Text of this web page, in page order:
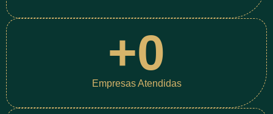
Empresas Atendidas
+0